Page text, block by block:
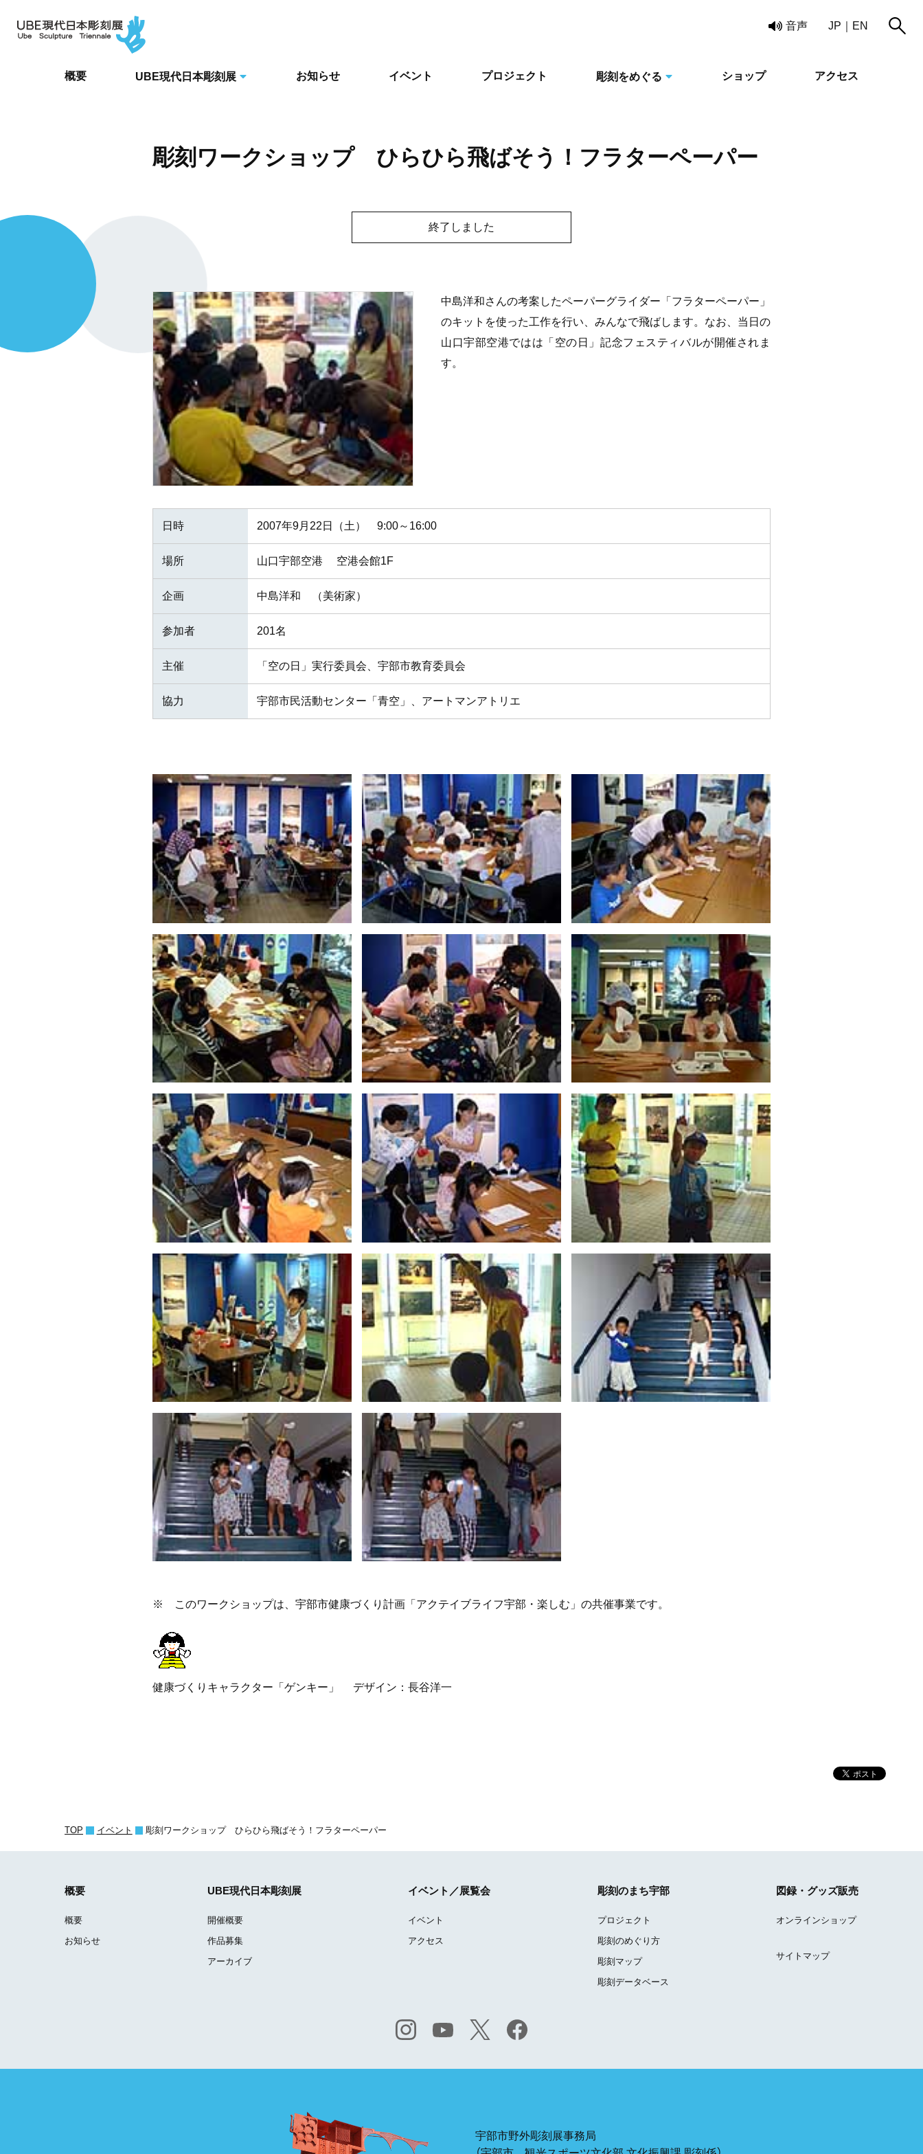
音声読み上げ
JP EN
概要 UBE現代日本彫刻展 お知らせ イベント プロジェクト 彫刻をめぐる ショップ アクセス
彫刻ワークショップ ひらひら飛ばそう！フラターペーパー
終了しました
中島洋和さんの考案したペーパーグライダー「フラターペーパー」
のキットを使った工作を行い、みんなで飛ばします。なお、当日の
山口宇部空港ではは「空の日」記念フェスティバルが開催されま
す。
日時 2007年9月22日（土） 9:00～16:00
場所 山口宇部空港 空港会館1F
企画 中島洋和 （美術家）
参加者 201名
主催 「空の日」実行委員会、宇部市教育委員会
協力 宇部市民活動センター「青空」、アートマンアトリエ
※ このワークショップは、宇部市健康づくり計画「アクテイブライフ宇部・楽しむ」の共催事業です。
健康づくりキャラクター「ゲンキー」 デザイン：長谷洋一
TOP イベント 彫刻ワークショップ ひらひら飛ばそう！フラターペーパー
概要
概要
お知らせ
UBE現代日本彫刻展
開催概要
作品募集
アーカイブ
イベント／展覧会
イベント
アクセス
彫刻のまち宇部
プロジェクト
彫刻のめぐり方
彫刻マップ
彫刻データベース
図録・グッズ販売
オンラインショップ
サイトマップ
宇部市野外彫刻展事務局